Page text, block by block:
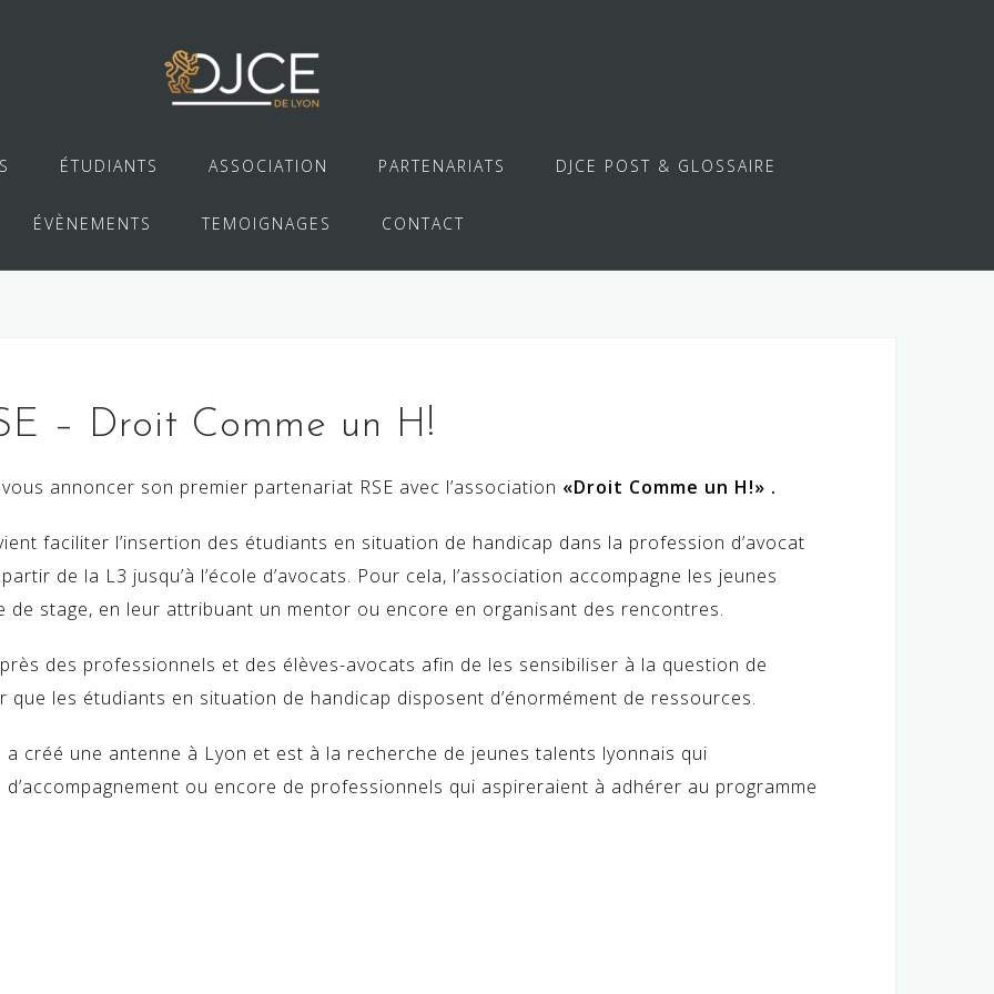
ÉTUDIANTS ASSOCIATION PARTENARIATS DJCE POST & GLOSSAIRE
ÉVÈNEMENTS TEMOIGNAGES CONTACT
– Droit Comme un H!
annoncer son premier partenariat RSE avec l’association «Droit Comme un H!» .
faciliter l’insertion des étudiants en situation de handicap dans la profession d’avocat
de la L3 jusqu’à l’école d’avocats. Pour cela, l’association accompagne les jeunes
de stage, en leur attribuant un mentor ou encore en organisant des rencontres.
des professionnels et des élèves-avocats afin de les sensibiliser à la question de
que les étudiants en situation de handicap disposent d’énormément de ressources.
a créé une antenne à Lyon et est à la recherche de jeunes talents lyonnais qui
ou encore de professionnels qui aspireraient à adhérer au programme